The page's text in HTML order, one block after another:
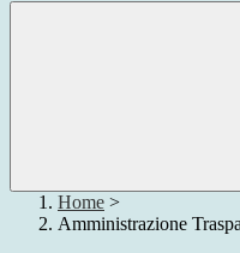
Home >
Amministrazione